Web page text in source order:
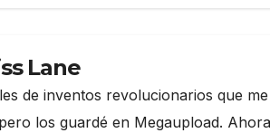
Lane
de inventos revolucionarios que
los guardé en Megaupload.